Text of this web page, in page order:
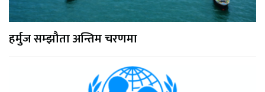
हर्मुज सम्झौता अन्तिम चरणमा